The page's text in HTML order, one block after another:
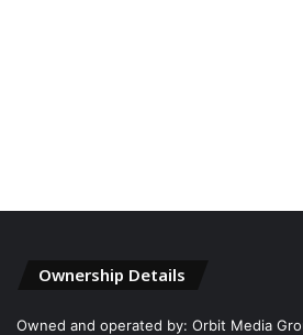
Ownership Details
Owned and operated by: Orbit Media